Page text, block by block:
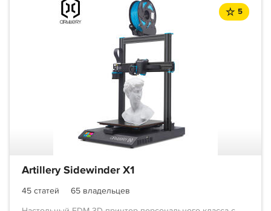
5
Artillery Sidewinder X1
45 статей
65 владельцев